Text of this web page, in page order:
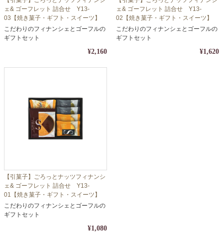
ェ& ゴーフレット 詰合せ Y13-
03【焼き菓子・ギフト・スイーツ】
【包装・熨斗対応】
こだわりのフィナンシェとゴーフルの
ギフトセット
¥2,160
ェ& ゴーフレット 詰合せ Y13-
02【焼き菓子・ギフト・スイーツ】
【包装・熨斗対応】
こだわりのフィナンシェとゴーフルの
ギフトセット
¥1,620
【引菓子】ごろっとナッツフィナンシ
ェ& ゴーフレット 詰合せ Y13-
01【焼き菓子・ギフト・スイーツ】
【包装・熨斗対応】
こだわりのフィナンシェとゴーフルの
ギフトセット
¥1,080